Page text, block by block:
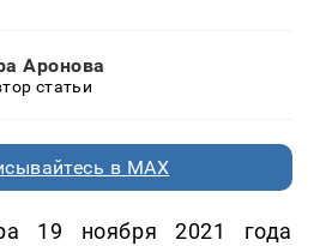
Аронова
статьи
в MAX
19 ноября 2021 года